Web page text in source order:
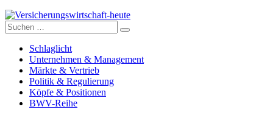
Versicherungswirtschaft-heute
Suche
nach:
Schlaglicht
Unternehmen & Management
Märkte & Vertrieb
Politik & Regulierung
Köpfe & Positionen
BWV-Reihe